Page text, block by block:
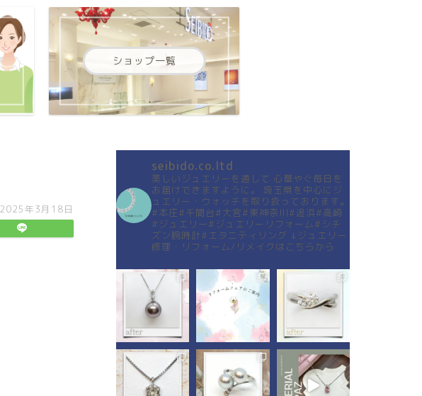
ショップ一覧
2025年3月18日
seibido.co.ltd
美しいジュエリーを通して 心華やぐ毎日を
お届けできますように。
埼玉県を中心にジ
ュエリー・ウォッチを取り扱っております。
#本庄#千間台#大宮#東神奈川#追浜#高崎
#ジュエリー#ジュエリーリフォーム#シチ
ズン腕時計#エタニティリング ↓ジュエリー
修理・リフォーム/リメイクはこちらから